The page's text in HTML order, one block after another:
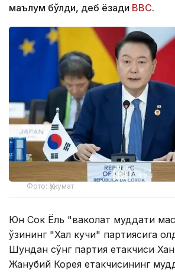
маълум бўлди, деб ёзади BBC.
Фото: Ҳукумат
Юн Сок Ёль "ваколат муддати
ўзининг "Халқ кучи" партиясига
Шундан сўнг партия етакчиси
Жанубий Корея етакчисининг